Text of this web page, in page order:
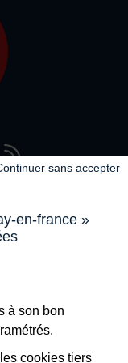
en-france »
à son bon
cookies tiers
sans accepter
LinkedIn
Tremblay-en-France
de 13h à 17h
!